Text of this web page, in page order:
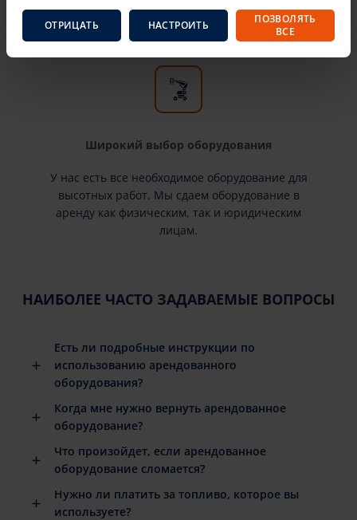
арендованная техника технически исправна и
пригодна к эксплуатации.
Широкий выбор оборудования
У нас есть все необходимое оборудование для
высотных работ. Мы сдаем оборудование в
аренду как физическим, так и юридическим
лицам.
НАИБОЛЕЕ ЧАСТО ЗАДАВАЕМЫЕ ВОПРОСЫ
Есть ли подробные инструкции по
использованию арендованного
оборудования?
Когда мне нужно вернуть арендованное
оборудование?
Что произойдет, если арендованное
оборудование сломается?
Нужно ли платить за топливо, которое вы
используете?
ОТРИЦАТЬ НАСТРОИТЬ
ПОЗВОЛЯТЬ
ВСЕ